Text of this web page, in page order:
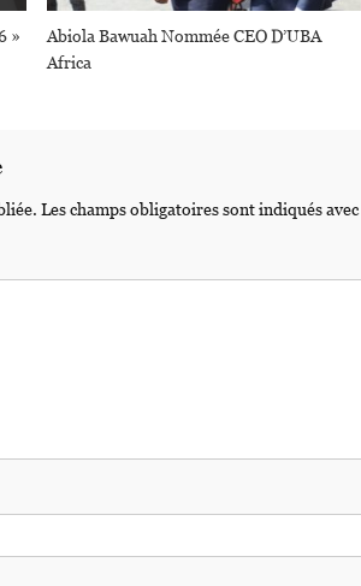
»
Abiola Bawuah Nommée CEO D’UBA
Africa
Les champs obligatoires sont indiqués avec